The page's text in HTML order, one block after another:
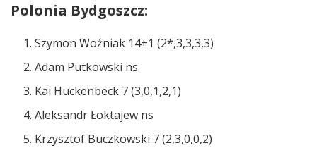
Polonia Bydgoszcz:
Szymon Woźniak 14+1 (2*,3,3,3,3)
Adam Putkowski ns
Kai Huckenbeck 7 (3,0,1,2,1)
Aleksandr Łoktajew ns
Krzysztof Buczkowski 7 (2,3,0,0,2)